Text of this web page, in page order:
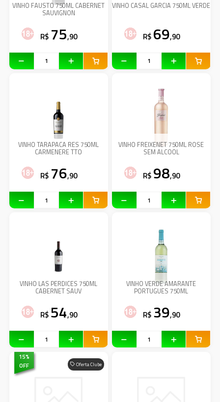
VINHO FAUSTO 750ML CABERNET
SAUVIGNON
R$ 75,90
VINHO CASAL GARCIA 750ML VERDE
R$ 69,90
VINHO TARAPACA RES 750ML
CARMENERE TTO
R$ 76,90
VINHO FREIXENET 750ML ROSE
SEM ALCOOL
R$ 98,90
VINHO LAS PERDICES 750ML
CABERNET SAUV
R$ 54,90
VINHO VERDE AMARANTE
PORTUGUES 750ML
R$ 39,90
Oferta Clube
15%
OFF